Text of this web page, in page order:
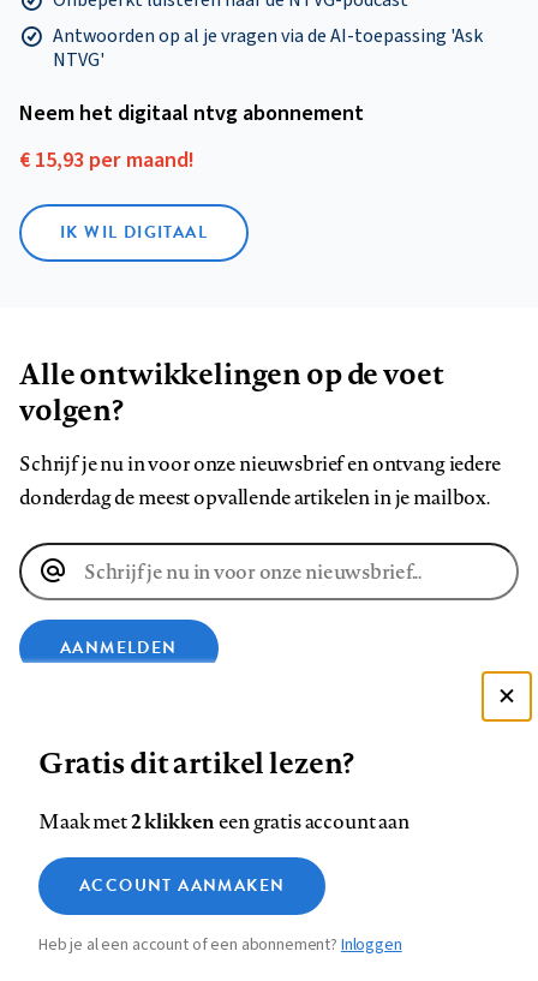
Antwoorden op al je vragen via de AI-toepassing 'Ask
NTVG'
Neem het digitaal ntvg abonnement
€ 15,93 per maand!
IK WIL DIGITAAL
Alle ontwikkelingen op de voet
volgen?
Schrijf je nu in voor onze nieuwsbrief en ontvang iedere
donderdag de meest opvallende artikelen in je mailbox.
E-
mailadres
AANMELDEN
op
Facebook
op
LinkedIn
op
Bluesky
ons
op
InstagramYouTube
Footer
Contact Colofon Disclaimer Privacy
Medische vragen verdienen
betrouwbare antwoorden
Zie onze cookie policy
Analytische cookies
Marketing cookies
Gratis dit artikel lezen?
Maak met2 klikkeneen gratis account aan
ACCOUNT AANMAKEN
Heb je al een account of een abonnement?Inloggen